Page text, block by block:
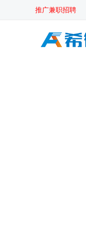
推广兼职招聘